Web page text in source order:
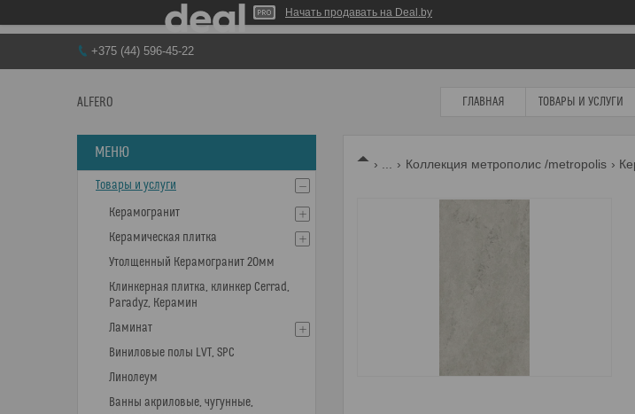
Начать продавать на Deal.by
+375 (44) 596-45-22
ALFERO ГЛАВНАЯ ТОВАРЫ И УСЛУГИ
Коллекция метрополис /metropolis
Товары и услуги
Керамогранит
Керамическая плитка
Утолщенный Керамогранит 20мм
Клинкерная плитка, клинкер Cerrad,
Paradyz, Керамин
Ламинат
Виниловые полы LVT, SPC
Линолеум
Ванны акриловые, чугунные,